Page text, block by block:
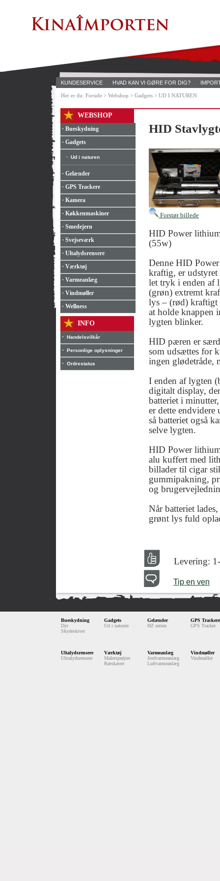
KUNDESERVICE HVAD KAN VI GØRE FOR DIG?
Her er du: Forside > Webshop > Gadgets > UD I NATUREN
WEBSHOP
· Bueskydning
· Gadgets
· Ud i naturen
· Gelænder
· GPS Trackere
· Kamera
· Køkkenmaskiner
· Smedejern
· Svejseværk
· Ultalydsrensere
· Værktøj
· Varmeanlæg
· Vindmøller
· Wellness
INFO
· Handelsvilkår
· Personlige oplysninger
· Ordrestatus
HID
Forstør billede
HID Power
(55w)
Denne HID
kraftig, er
let tryk i enden af
(grøn) extremt
lys – (rød) kraftigt
at holde knappen
lygten blinker.
HID pæren er
som udsættes for
ingen glødetråde,
I enden af lygten
digitalt display,
batteriet i
er dette
så batteriet også
selve lygten.
HID Power
alu kuffert med
billader til cigar
gummipakning,
og
Når batteriet
grønt lys fuld
Levering: 1-
Tip en ven
Bueskydning
Dyr
Skydeskiver
Gadgets
Ud i naturen
Gelænder
HZ serien
GPS Trackere
GPS Tracker
Ultalydsrensere
Ultralydsrensere
Værktøj
Malersprøjter
Rørskærer
Varmeanlæg
Jordvarmeanlæg
Luftvarmeanlæg
Vindmøller
Vindmøller